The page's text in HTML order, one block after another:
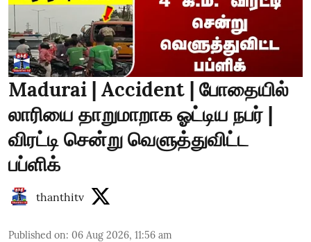
Madurai | Accident | போதையில்
லாரியை தாறுமாறாக ஓட்டிய நபர் |
விரட்டி சென்று வெளுத்துவிட்ட
பப்ளிக்
thanthitv
Published on: 06 Aug 2026, 11:56 am